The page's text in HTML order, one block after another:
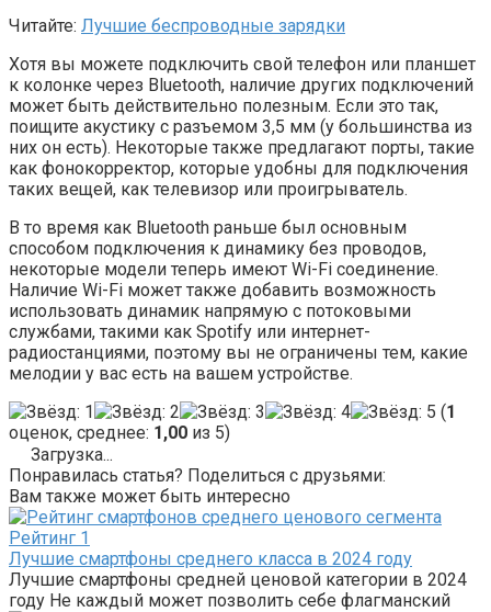
Читайте: Лучшие беспроводные зарядки
Хотя вы можете подключить свой телефон или планшет
к колонке через Bluetooth, наличие других подключений
может быть действительно полезным. Если это так,
поищите акустику с разъемом 3,5 мм (у большинства из
них он есть). Некоторые также предлагают порты, такие
как фонокорректор, которые удобны для подключения
таких вещей, как телевизор или проигрыватель.
В то время как Bluetooth раньше был основным
способом подключения к динамику без проводов,
некоторые модели теперь имеют Wi-Fi соединение.
Наличие Wi-Fi может также добавить возможность
использовать динамик напрямую с потоковыми
службами, такими как Spotify или интернет-
радиостанциями, поэтому вы не ограничены тем, какие
мелодии у вас есть на вашем устройстве.
(1
оценок, среднее: 1,00 из 5)
Загрузка...
Понравилась статья? Поделиться с друзьями:
Вам также может быть интересно
Рейтинг 1
Лучшие смартфоны среднего класса в 2024 году
Лучшие смартфоны средней ценовой категории в 2024
году Не каждый может позволить себе флагманский